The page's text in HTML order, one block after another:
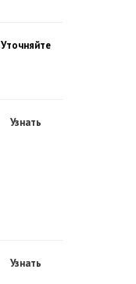
Уточняйте
Узнать
Узнать